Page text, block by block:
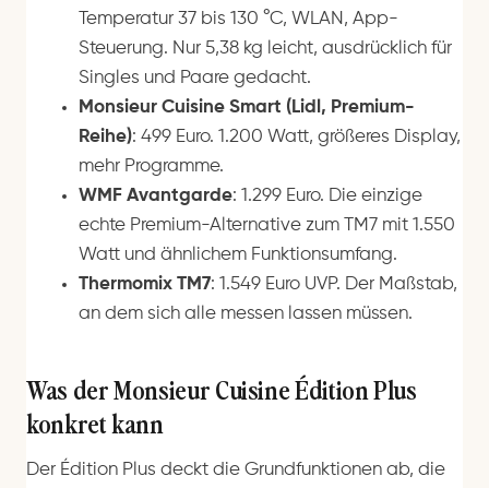
Temperatur 37 bis 130 °C, WLAN, App-
Steuerung. Nur 5,38 kg leicht, ausdrücklich für
Singles und Paare gedacht.
Monsieur Cuisine Smart (Lidl, Premium-
Reihe): 499 Euro. 1.200 Watt, größeres Display,
mehr Programme.
WMF Avantgarde: 1.299 Euro. Die einzige
echte Premium-Alternative zum TM7 mit 1.550
Watt und ähnlichem Funktionsumfang.
Thermomix TM7: 1.549 Euro UVP. Der Maßstab,
an dem sich alle messen lassen müssen.
Was der Monsieur Cuisine Édition Plus
konkret kann
Der Édition Plus deckt die Grundfunktionen ab, die